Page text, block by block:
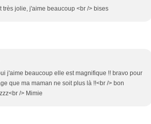
très jolie, j'aime beaucoup <br /> bises
j'aime beaucoup elle est magnifique !! bravo pour
que ma maman ne soit plus là !!<br /> bon
/> Mimie